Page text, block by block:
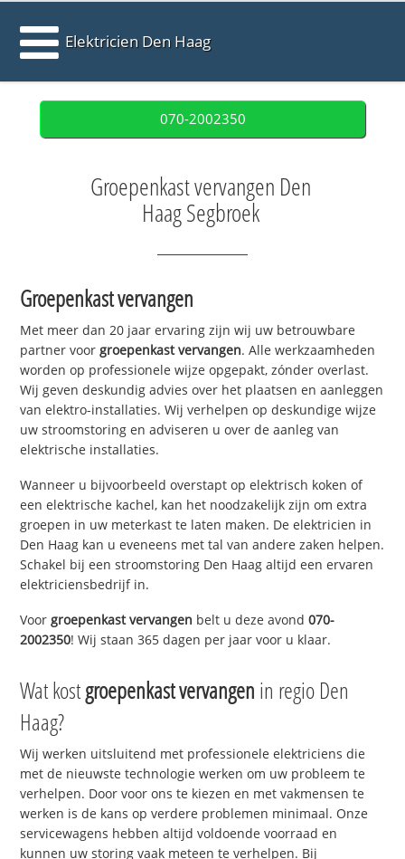
Elektricien Den Haag
070-2002350
Groepenkast vervangen Den
Haag Segbroek
Groepenkast vervangen
Met meer dan 20 jaar ervaring zijn wij uw betrouwbare
partner voorgroepenkast vervangen. Alle werkzaamheden
worden op professionele wijze opgepakt, zónder overlast.
Wij geven deskundig advies over het plaatsen en aanleggen
van elektro-installaties. Wij verhelpen op deskundige wijze
uw stroomstoring en adviseren u over de aanleg van
elektrische installaties.
Wanneer u bijvoorbeeld overstapt op elektrisch koken of
een elektrische kachel, kan het noodzakelijk zijn om extra
groepen in uw meterkast te laten maken. De elektricien in
Den Haag kan u eveneens met tal van andere zaken helpen.
Schakel bij een stroomstoring Den Haag altijd een ervaren
elektriciensbedrijf in.
Voorgroepenkast vervangen belt u deze avond070-
2002350! Wij staan 365 dagen per jaar voor u klaar.
Wat kostgroepenkast vervangen in regio Den
Haag?
Wij werken uitsluitend met professionele elektriciens die
met de nieuwste technologie werken om uw probleem te
verhelpen. Door voor ons te kiezen en met vakmensen te
werken is de kans op verdere problemen minimaal. Onze
servicewagens hebben altijd voldoende voorraad en
kunnen uw storing vaak meteen te verhelpen. Bij